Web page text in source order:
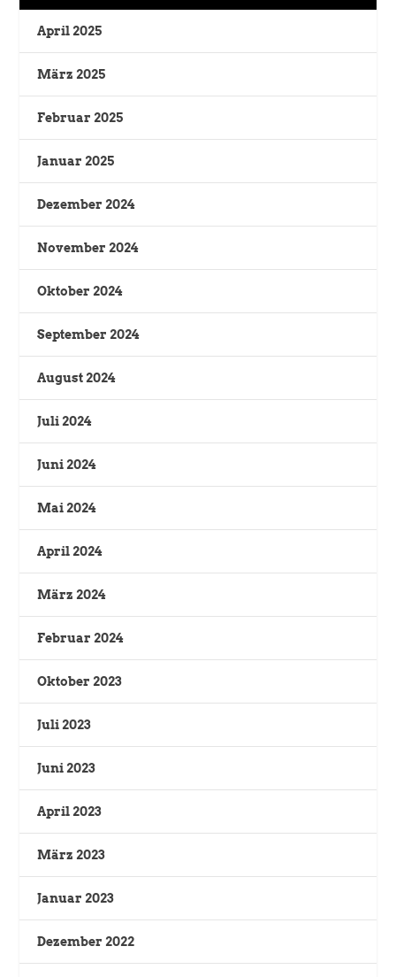
April 2025
März 2025
Februar 2025
Januar 2025
Dezember 2024
November 2024
Oktober 2024
September 2024
August 2024
Juli 2024
Juni 2024
Mai 2024
April 2024
März 2024
Februar 2024
Oktober 2023
Juli 2023
Juni 2023
April 2023
März 2023
Januar 2023
Dezember 2022